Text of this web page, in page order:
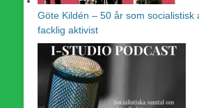
Göte Kildén – 50 år som socialistisk
facklig aktivist